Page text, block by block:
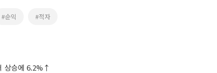
#순익 #적자
상승에 6.2%↑